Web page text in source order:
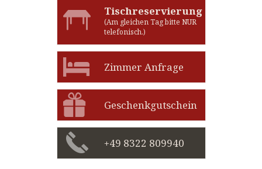
Tischreservierung
(Am gleichen Tag bitte NUR
telefonisch.)
Zimmer Anfrage
Geschenkgutschein
+49 8322 809940